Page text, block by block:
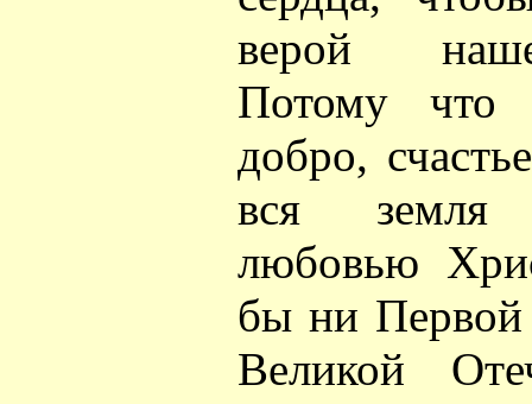
верой
Потому что
добро,
вся земля
любовью
бы ни
Великой